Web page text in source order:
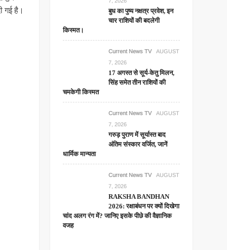
गई है।
बुध का पुष्य नक्षत्र प्रवेश, इन
चार राशियों की बदलेगी
किस्मत।
Current News TV
AUGUST
7, 2026
17 अगस्त से सूर्य-केतु मिलन,
सिंह समेत तीन राशियों की
चमकेगी किस्मत
Current News TV
AUGUST
7, 2026
गरुड़ पुराण में सूर्यास्त बाद
अंतिम संस्कार वर्जित, जानें
धार्मिक मान्यता
Current News TV
AUGUST
7, 2026
RAKSHA BANDHAN
2026: रक्षाबंधन पर क्यों दिखेगा
चांद अलग रंग में? जानिए इसके पीछे की वैज्ञानिक
वजह